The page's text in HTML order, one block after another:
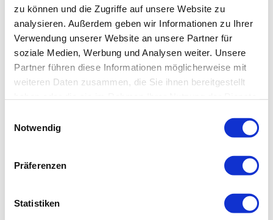
zu können und die Zugriffe auf unsere Website zu
analysieren. Außerdem geben wir Informationen zu Ihrer
Verwendung unserer Website an unsere Partner für
soziale Medien, Werbung und Analysen weiter. Unsere
Partner führen diese Informationen möglicherweise mit
weiteren Daten zusammen, die Sie ihnen bereitgestellt
Notwendig
Präferenzen
Statistiken